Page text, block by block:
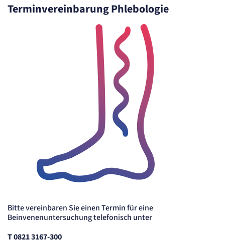
Terminvereinbarung Phlebologie
Bitte vereinbaren Sie einen Termin für eine
Beinvenenuntersuchung telefonisch unter
T 0821 3167-300